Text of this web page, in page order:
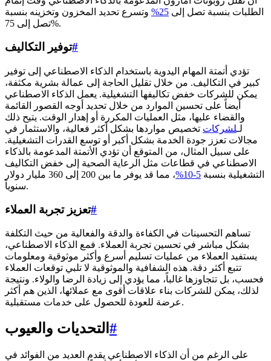
الطلبات بنسبة تصل إلى 25%
وتسرع تحديد المخزون وتخزينه بنسبة
تصل إلى 75%.
توفير التكاليف#
تؤدي أتمتة المهام اليدوية باستخدام الذكاء الاصطناعي إلى توفير
كبير في التكاليف. من خلال تقليل الحاجة إلى عمالة بشرية مكثفة،
يمكن للشركات خفض تكاليفها التشغيلية. يعمل الذكاء الاصطناعي
أيضاً على تحسين الموارد من خلال تحديد أوجه القصور القائمة
والقضاء عليها، مثل العمليات المكررة أو إهدار الوقت. يتيح ذلك
لـلشركات تخصيص مواردها بشكل أكثر فعالية، والاستثمار في
مجالات تعزز جودة الخدمة بشكل أكبر أو توسع القدرات التشغيلية.
على سبيل المثال، من المتوقع أن تؤدي الأتمتة المدعومة بالذكاء
الاصطناعي في قطاعات مثل الرعاية الصحية إلى خفض التكاليف
التشغيلية بنسبة 5-10%
، مما قد يوفر ما بين 200 إلى 360 مليار دولار
سنوياً.
تعزيز تجربة العملاء#
تساهم التحسينات في الكفاءة والدقة والفعالية من حيث التكلفة
بشكل مباشر في تحسين تجربة العملاء. فمع الذكاء الاصطناعي،
يستفيد العملاء من عمليات تسليم أسرع وأكثر موثوقية ومعلومات
تتبع أكثر دقة. هذه الشفافية والموثوقية لا تلبي توقعات العملاء
فحسب، بل تتجاوزها غالباً، مما يؤدي إلى زيادة الرضا والولاء. ونتيجة
لذلك، يمكن للشركات بناء علاقات أقوى مع عملائها، الذين هم أكثر
عرضة للعودة للحصول على خدمات مستقبلية.
التحديات والعيوب #
على الرغم من أن الذكاء الاصطناعي يقدم العديد من الفوائد في